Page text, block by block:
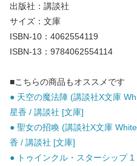
出版社：講談社
サイズ：文庫
ISBN-10：4062554119
ISBN-13：9784062554114
■こちらの商品もオススメです
● 天空の魔法陣 (講談社X文庫
星香 / 講談社 [文庫]
● 聖女の招喚 (講談社X文庫
香 / 講談社 [文庫]
● トゥインクル・スターシップ